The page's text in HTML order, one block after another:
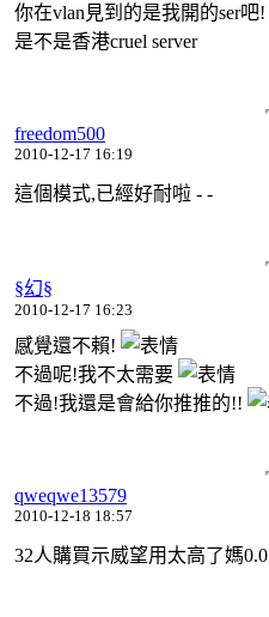
你在vlan見到的是我開的ser吧!
是不是香港cruel server
freedom500
2010-12-17 16:19
這個模式,已經好耐啦 - -
§幻§
2010-12-17 16:23
感覺還不賴!
不過呢!我不太需要
不過!我還是會給你推推的!!
qweqwe13579
2010-12-18 18:57
32人購買示威望用太高了媽0.0